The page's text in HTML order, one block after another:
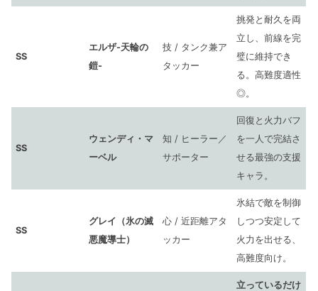
SS
エルザ-天輪の
鎧-
技 / タンク兼ア
タッカー
挑発と耐久を両
立し、前線を完
璧に維持でき
る。高難度適性
◎。
SS
ウェンディ・マ
ーベル
知 / ヒーラー／
サポーター
回復と火力バフ
を一人で完結さ
せる最強の支援
キャラ。
SS
グレイ（氷の滅
悪魔導士）
心 / 近距離アタ
ッカー
氷結で敵を制御
しつつ安定して
火力を出せる、
高難度向け。
立っているだけ